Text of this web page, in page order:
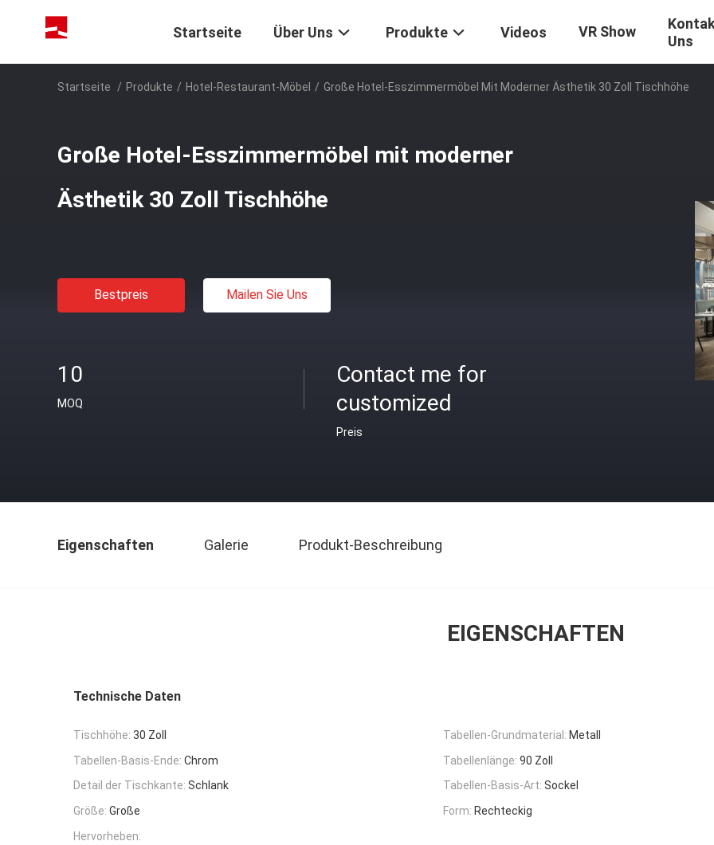
Startseite Über Uns Produkte Videos VR Show
Uns
Startseite / Produkte / Hotel-Restaurant-Möbel / Große Hotel-Esszimmermöbel Mit Moderner Ästhetik 30 Zoll Tischhöhe
Große Hotel-Esszimmermöbel mit moderner
Ästhetik 30 Zoll Tischhöhe
Bestpreis Mailen Sie Uns
10
MOQ
Contact me for
customized
Preis
Eigenschaften Galerie Produkt-Beschreibung
EIGENSCHAFTEN
Technische Daten
Tischhöhe: 30 Zoll Tabellen-Grundmaterial: Metall
Tabellen-Basis-Ende: Chrom Tabellenlänge: 90 Zoll
Detail der Tischkante: Schlank Tabellen-Basis-Art: Sockel
Größe: Große Form: Rechteckig
Hervorheben: